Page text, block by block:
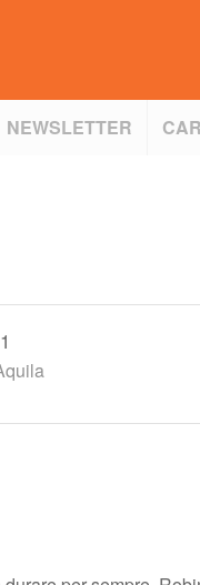
NEWSLETTER